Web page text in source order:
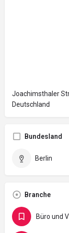
Joachimsthaler
Deutschland
Bundesland
Berlin
Branche
Büro und